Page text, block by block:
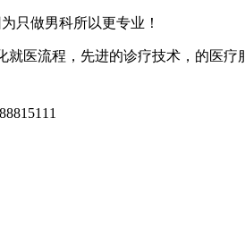
只做男科所以更专业！
就医流程，先进的诊疗技术，的医疗